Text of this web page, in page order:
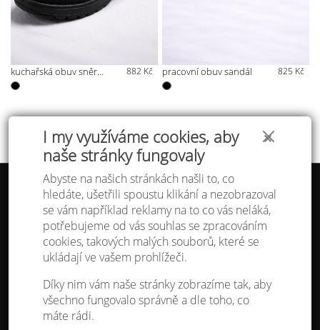
✕
I my využíváme cookies, aby
naše stránky fungovaly
Abyste na našich stránkách našli to, co
hledáte, ušetřili spoustu klikání a nezobrazoval
se vám například reklamy na to co vás neláká,
potřebujeme od vás souhlas se zpracováním
cookies, takových malých souborů, které se
ukládají ve vašem prohlížeči.
Díky nim vám naše stránky zobrazíme tak, aby
všechno fungovalo správně a dle toho, co
máte rádi.
kuchařská obuv sněrovací 882 Kč pracovní obuv sandál 825 Kč
Tabulka velikostí
Doprava a platba
Ochrana osobních údajů
Obchodní podmínky
Kontakt
Atelier IVN
Na Výhledě 324/1
360 17 Karlovy Vary